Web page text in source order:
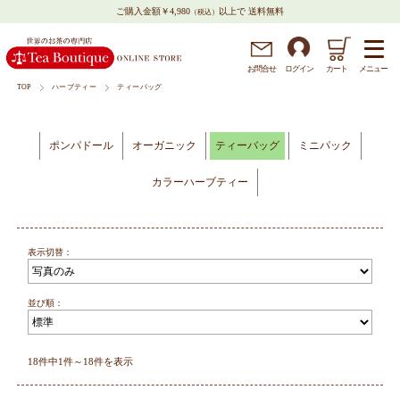
ご購入金額￥4,980 （税込） 以上で 送料無料
お問合せ ログイン カート メニュー
TOP ハーブティー ティーバッグ
ポンパドール オーガニック ティーバッグ ミニパック
カラーハーブティー
表示切替：
並び順：
18件中1件～18件を表示